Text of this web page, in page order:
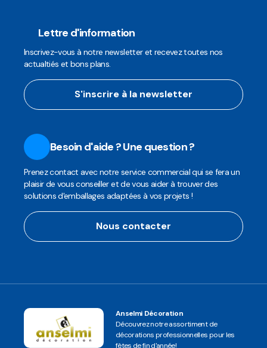
Lettre d'information
Inscrivez-vous à notre newsletter et recevez toutes nos
actualtiés et bons plans.
S'inscrire à la newsletter
Besoin d'aide ? Une question ?
Prenez contact avec notre service commercial qui se fera un
plaisir de vous conseiller et de vous aider à trouver des
solutions d'emballages adaptées à vos projets !
Nous contacter
Anselmi Décoration
Découvrez notre assortiment de
décorations professionnelles pour les
fêtes de fin d'année!